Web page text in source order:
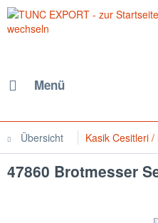
Menü
Übersicht Kasik Cesitleri /
47860 Brotmesser